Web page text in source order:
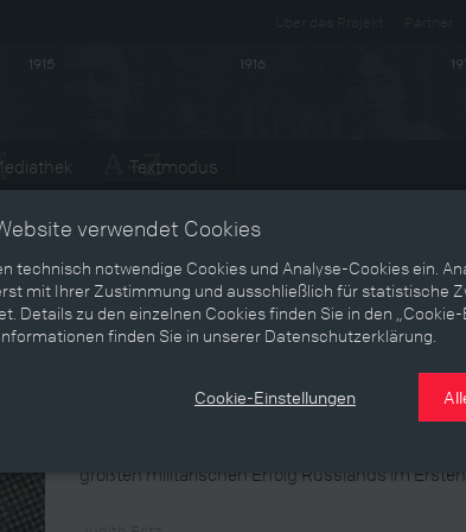
1915 1916
Textmodus
Aleksei Alexeevich
Alexej Alexejewitsch Brussilow war General der
Oberbefehl über die Südwestfront. Er leitete
größten militärischen Erfolg Russlands im
verwendet Cookies
technisch notwendige Cookies und Analyse-Cookies ein.
mit Ihrer Zustimmung und ausschließlich für statistische
Details zu den einzelnen Cookies finden Sie in den „Cookie-
finden Sie in unserer Datenschutzerklärung.
Cookie-Einstellungen